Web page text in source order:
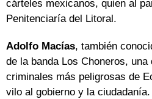
cárteles mexicanos, quien al
Penitenciaría del Litoral.
Adolfo Macías, también
de la banda Los Choneros,
criminales más peligrosas de
vilo al gobierno y la ciudadanía.